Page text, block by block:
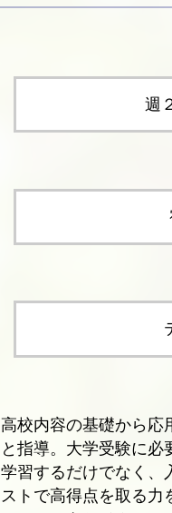
週
高校内容の基礎から応
と指導。大学受験に必
学習するだけでなく、
ストで高得点を取る